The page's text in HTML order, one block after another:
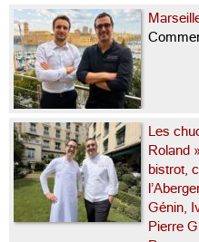
Les
Roland
bistrot,
Génin,
Pierre